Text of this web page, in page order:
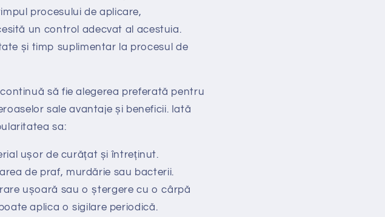
procesului de aplicare,
un control adecvat al acestuia.
și timp suplimentar la procesul de
să fie alegerea preferată pentru
sale avantaje și beneficii. Iată
sa:
ușor de curățat și întreținut.
de praf, murdărie sau bacterii.
ușoară sau o ștergere cu o cârpă
aplica o sigilare periodică.